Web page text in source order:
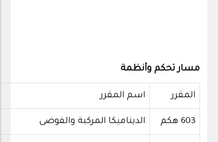
مسار تحكم وأنظمة
المقرر اسم المقرر
603 هكم الديناميكا المركبة والفوضى